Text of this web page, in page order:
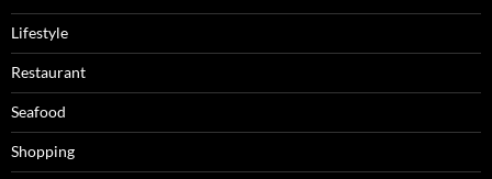
Lifestyle
Restaurant
Seafood
Shopping